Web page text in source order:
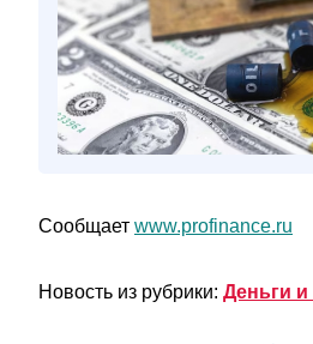
Сообщает www.profinance.ru
Новость из рубрики: Деньги